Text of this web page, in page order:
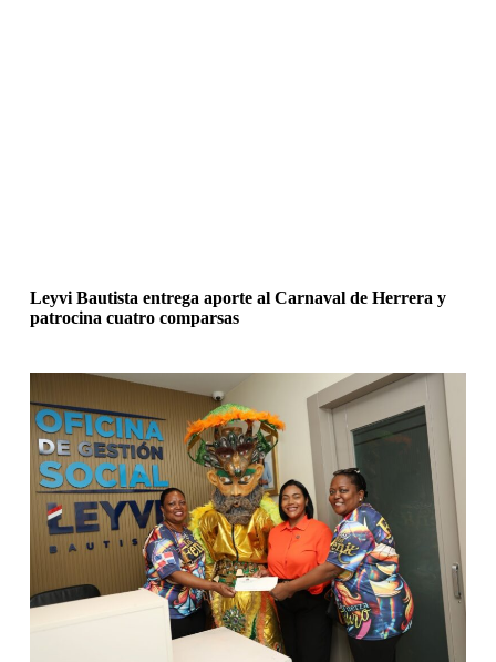
Leyvi Bautista entrega aporte al Carnaval de Herrera y
patrocina cuatro comparsas